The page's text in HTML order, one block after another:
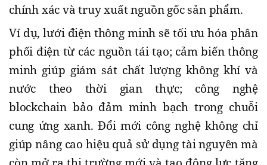
chính xác và truy xuất nguồn gốc sản phẩm.
Ví dụ, lưới điện thông minh sẽ tối ưu hóa phân
phối điện từ các nguồn tái tạo; cảm biến thông
minh giúp giám sát chất lượng không khí và
nước theo thời gian thực; công nghệ
blockchain bảo đảm minh bạch trong chuỗi
cung ứng xanh. Đổi mới công nghệ không chỉ
giúp nâng cao hiệu quả sử dụng tài nguyên mà